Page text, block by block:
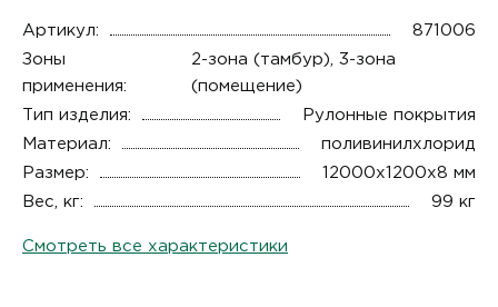
Артикул:
871006
Зоны
применения:
2-зона (тамбур), 3-зона
(помещение)
Тип изделия:
Рулонные покрытия
Материал:
поливинилхлорид
Размер:
12000х1200x8 мм
Вес, кг:
99 кг
Смотреть все характеристики